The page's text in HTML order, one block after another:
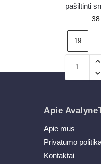
pašiltinti
19
Apie
Apie mus
Privatumo
Kontaktai